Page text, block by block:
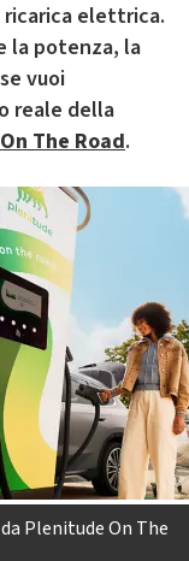
ricarica elettrica.
la potenza, la
vuoi
reale della
The Road.
Plenitude On The